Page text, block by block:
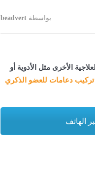
بواسطة beadvert
الأخرى مثل الأدوية أو
تركيب دعامات للعضو الذكري
الهاتف